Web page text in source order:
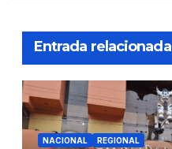
Entrada relacionada
NACIONAL REGIONAL